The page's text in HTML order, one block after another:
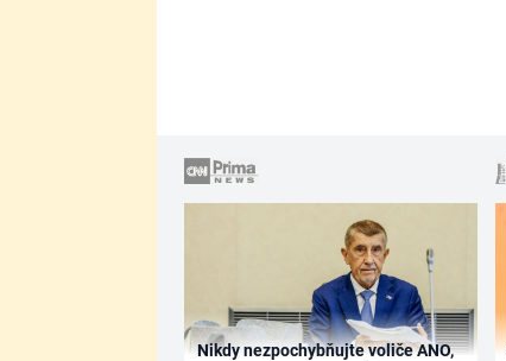
Nikdy nezpochybňujte voliče ANO,